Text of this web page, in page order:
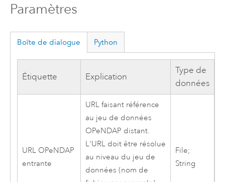
Paramètres
Boîte de dialogue Python
Étiquette Explication
Type de
données
URL OPeNDAP
entrante
URL faisant référence
au jeu de données
OPeNDAP distant.
L'URL doit être résolue
au niveau du jeu de
données (nom de
File;
String